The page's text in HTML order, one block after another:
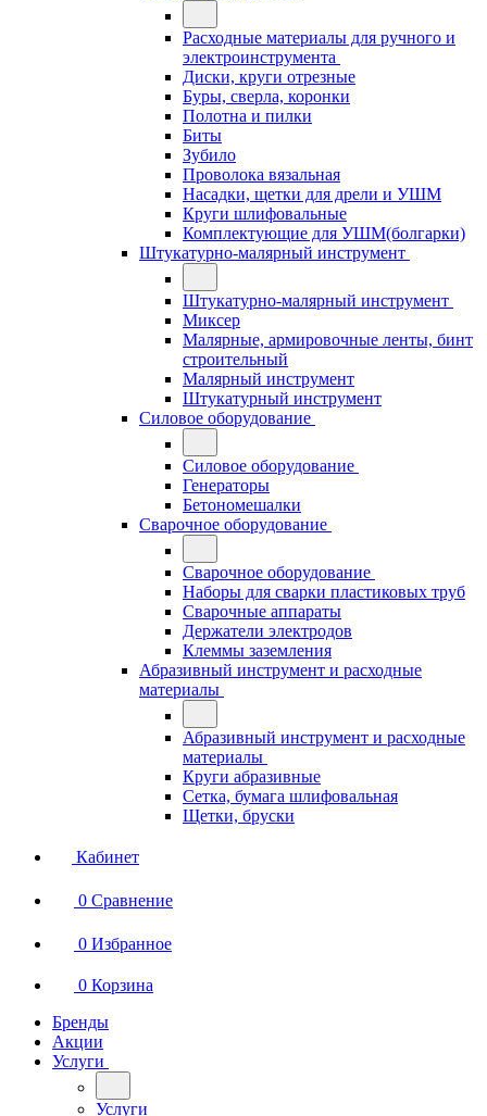
Расходные материалы для ручного и
электроинструмента
Диски, круги отрезные
Буры, сверла, коронки
Полотна и пилки
Биты
Зубило
Проволока вязальная
Насадки, щетки для дрели и УШМ
Круги шлифовальные
Комплектующие для УШМ(болгарки)
Штукатурно-малярный инструмент
Штукатурно-малярный инструмент
Миксер
Малярные, армировочные ленты, бинт
строительный
Малярный инструмент
Штукатурный инструмент
Силовое оборудование
Силовое оборудование
Генераторы
Бетономешалки
Сварочное оборудование
Сварочное оборудование
Наборы для сварки пластиковых труб
Сварочные аппараты
Держатели электродов
Клеммы заземления
Абразивный инструмент и расходные
материалы
Абразивный инструмент и расходные
материалы
Круги абразивные
Сетка, бумага шлифовальная
Щетки, бруски
Кабинет
0 Сравнение
0 Избранное
0 Корзина
Бренды
Акции
Услуги
Услуги